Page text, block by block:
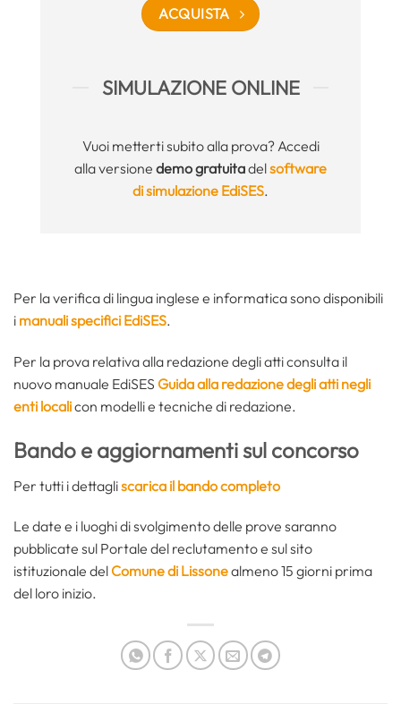
ACQUISTA
SIMULAZIONE ONLINE
Vuoi metterti subito alla prova? Accedi
alla versione demo gratuitadelsoftware
di simulazione EdiSES.
Per la verifica di lingua inglese e informatica sono disponibili
i manuali specifici EdiSES.
Per la prova relativa alla redazione degli atti consulta il
nuovo manuale EdiSES Guida alla redazione degli atti negli
enti localicon modelli e tecniche di redazione.
Bando e aggiornamenti sul concorso
Per tutti i dettagliscarica il bando completo
Le date e i luoghi di svolgimento delle prove saranno
pubblicate sul Portale del reclutamento e sul sito
istituzionale delComune di Lissonealmeno 15 giorni prima
del loro inizio.